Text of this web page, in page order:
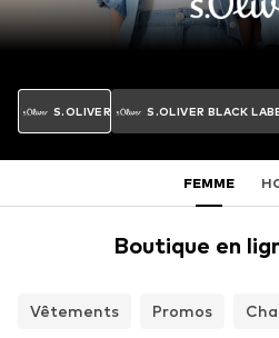
S.OLIVER S.OLIVER BLACK
FEMME
Boutique en
Vêtements Promos